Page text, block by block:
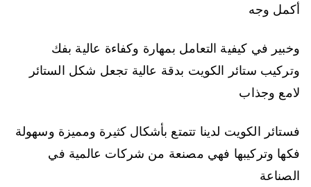
أكمل وجه
وخبير في كيفية التعامل بمهارة وكفاءة عالية بفك
وتركيب ستائر الكويت بدقة عالية تجعل شكل الستائر
لامع وجذاب
فستائر الكويت لدينا تتمتع بأشكال كثيرة ومميزة وسهولة
فكها وتركيبها فهي مصنعة من شركات عالمية في
الصناعة